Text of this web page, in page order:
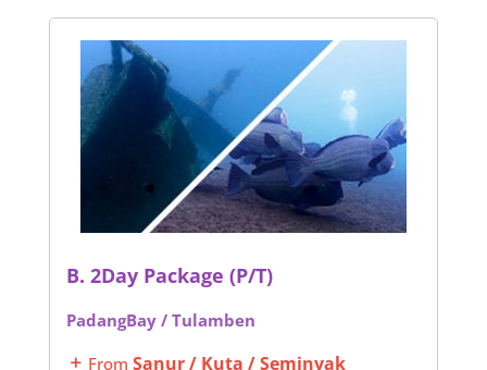
B. 2Day Package (P/T)
PadangBay / Tulamben
L From Sanur / Kuta / Seminyak